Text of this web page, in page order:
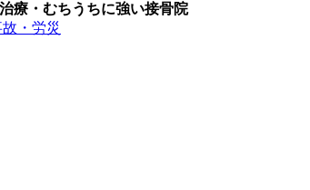
療・むちうちに強い接骨院